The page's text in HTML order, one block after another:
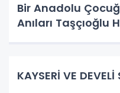
Bir Anadolu
Anıları Taşçıoğlu
KAYSERİ VE